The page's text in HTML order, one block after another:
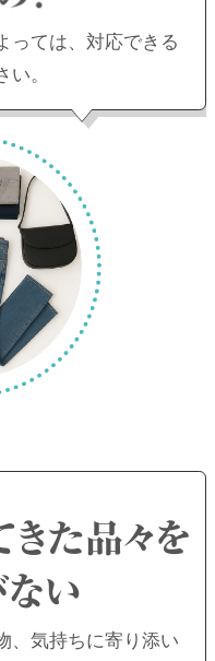
っては、対応できる
。
、気持ちに寄り添い